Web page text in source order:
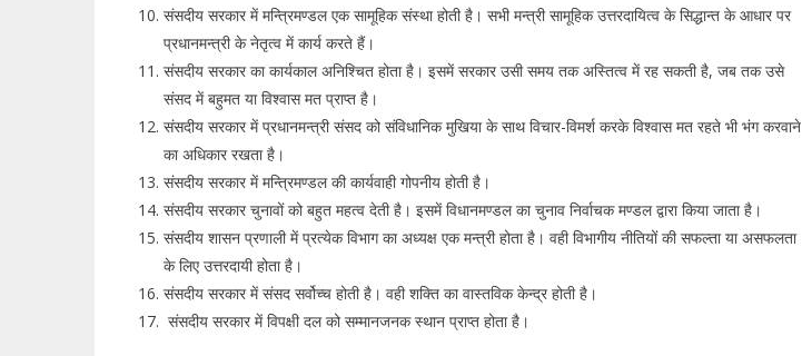
संसदीय सरकार में मन्त्रिमण्डल एक सामूहिक संस्था होती है। सभी मन्त्री सामूहिक उत्तरदायित्व के सिद्धान्त के आधार पर
प्रधानमन्त्री के नेतृत्व में कार्य करते हैं।
संसदीय सरकार का कार्यकाल अनिश्चित होता है। इसमें सरकार उसी समय तक अस्तित्व में रह सकती है, जब तक उसे
संसद में बहुमत या विश्वास मत प्राप्त है।
संसदीय सरकार में प्रधानमन्त्री संसद को संविधानिक मुखिया के साथ विचार-विमर्श करके विश्वास मत रहते भी भंग करवाने
का अधिकार रखता है।
संसदीय सरकार में मन्त्रिमण्डल की कार्यवाही गोपनीय होती है।
संसदीय सरकार चुनावों को बहुत महत्व देती है। इसमें विधानमण्डल का चुनाव निर्वाचक मण्डल द्वारा किया जाता है।
संसदीय शासन प्रणाली में प्रत्येक विभाग का अध्यक्ष एक मन्त्री होता है। वही विभागीय नीतियों की सफल्ता या असफलता
के लिए उत्तरदायी होता है।
संसदीय सरकार में संसद सर्वोच्च होती है। वही शक्ति का वास्तविक केन्द्र होती है।
संसदीय सरकार में विपक्षी दल को सम्मानजनक स्थान प्राप्त होता है।